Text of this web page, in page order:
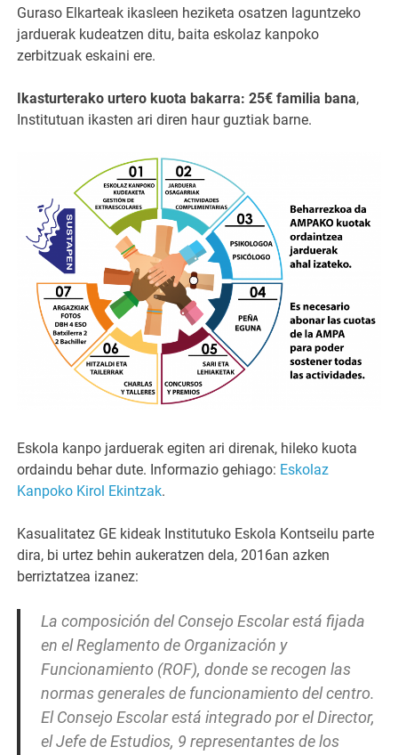
Guraso Elkarteak ikasleen heziketa osatzen laguntzeko
jarduerak kudeatzen ditu, baita eskolaz kanpoko
zerbitzuak eskaini ere.
Ikasturterako urtero kuota bakarra: 25€ familia bana,
Institutuan ikasten ari diren haur guztiak barne.
Eskola kanpo jarduerak egiten ari direnak, hileko kuota
ordaindu behar dute. Informazio gehiago: Eskolaz
Kanpoko Kirol Ekintzak.
Kasualitatez GE kideak Institutuko Eskola Kontseilu parte
dira, bi urtez behin aukeratzen dela, 2016an azken
berriztatzea izanez:
La composición del Consejo Escolar está fijada
en el Reglamento de Organización y
Funcionamiento (ROF), donde se recogen las
normas generales de funcionamiento del centro.
El Consejo Escolar está integrado por el Director,
el Jefe de Estudios, 9 representantes de los